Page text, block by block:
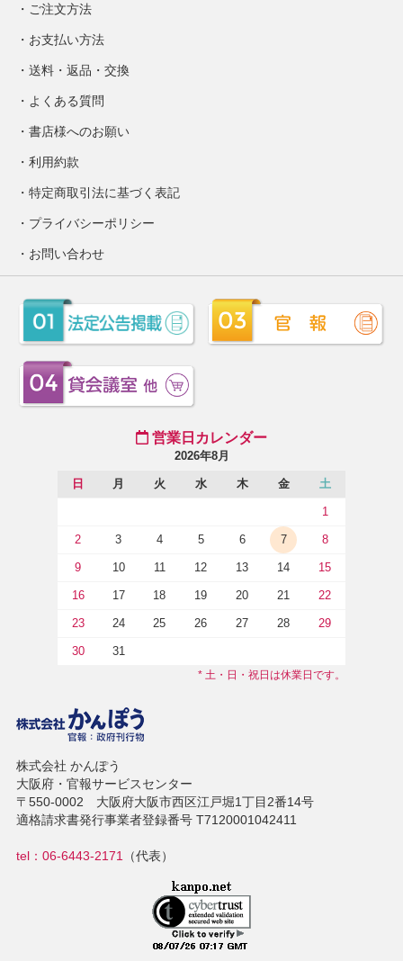
ご注文方法
お支払い方法
送料・返品・交換
よくある質問
書店様へのお願い
利用約款
特定商取引法に基づく表記
プライバシーポリシー
お問い合わせ
営業日カレンダー
2026年8月
日 月 火 水 木 金 土
1
2 3 4 5 6 7 8
9 10 11 12 13 14 15
16 17 18 19 20 21 22
23 24 25 26 27 28 29
30 31
* 土・日・祝日は休業日です。
株式会社 かんぽう
大阪府・官報サービスセンター
〒550-0002 大阪府大阪市西区江戸堀1丁目2番14号
適格請求書発行事業者登録番号 T7120001042411
tel：06-6443-2171 （代表）